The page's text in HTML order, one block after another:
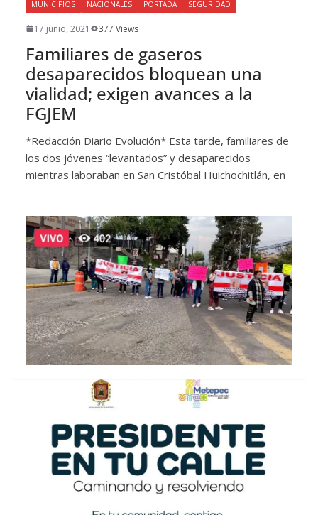
MUNICIPIOS NACIONALES PORTADA SEGURIDAD
17 junio, 2021 377 Views
Familiares de gaseros
desaparecidos bloquean una
vialidad; exigen avances a la
FGJEM
*Redacción Diario Evolución* Esta tarde, familiares de
los dos jóvenes “levantados” y desaparecidos
mientras laboraban en San Cristóbal Huichochitlán, en